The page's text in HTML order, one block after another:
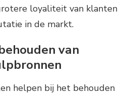
loyaliteit van klanten
in de markt.
van
helpen bij het behouden